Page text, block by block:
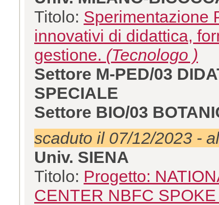
Titolo: Sperimentazione
innovativi di didattica,
gestione. (Tecnologo )
Settore M-PED/03
SPECIALE
Settore BIO/03
scaduto il 07/12/2023 -
Univ. SIENA
Titolo: Progetto:
CENTER NBFC